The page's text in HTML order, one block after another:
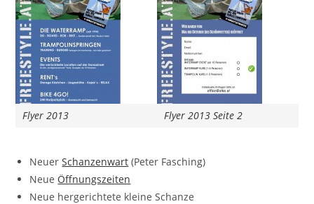
Flyer 2013 Flyer 2013 Seite 2
NeuerSchanzenwart (Peter Fasching)
Neue Öffnungszeiten
Neue hergerichtete kleine Schanze